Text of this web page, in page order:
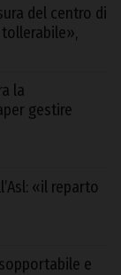
del centro di
la
gestire
«il reparto
e